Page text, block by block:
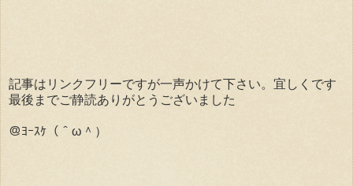
記事はリンクフリーですが一声かけて下さい。宜しくです
最後までご静読ありがとうございました
＠ﾖｰｽｹ（＾ω＾）